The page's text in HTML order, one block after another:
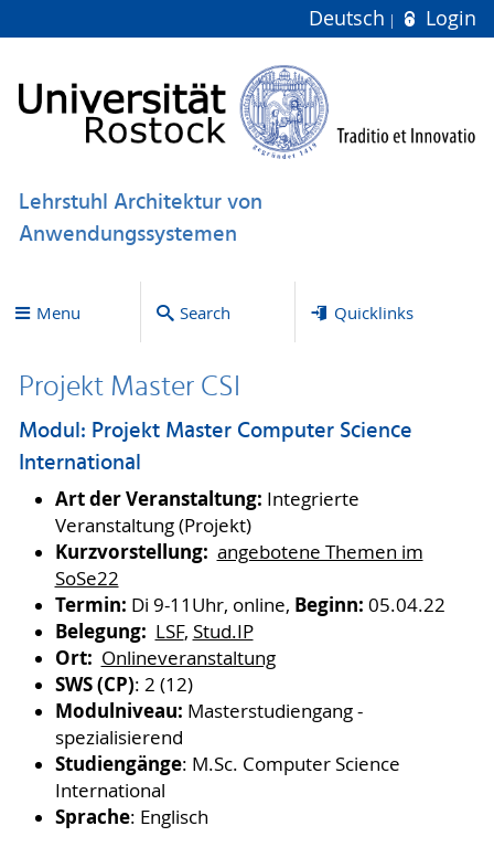
Deutsch Login
Lehrstuhl Architektur von
Anwendungssystemen
Menu Search Quicklinks
Projekt Master CSI
Modul: Projekt Master Computer Science
International
Art der Veranstaltung: Integrierte
Veranstaltung (Projekt)
Kurzvorstellung: angebotene Themen im
SoSe22
Termin: Di 9-11Uhr, online, Beginn: 05.04.22
Belegung: LSF, Stud.IP
Ort: Onlineveranstaltung
SWS (CP): 2 (12)
Modulniveau: Masterstudiengang -
spezialisierend
Studiengänge: M.Sc. Computer Science
International
Sprache: Englisch